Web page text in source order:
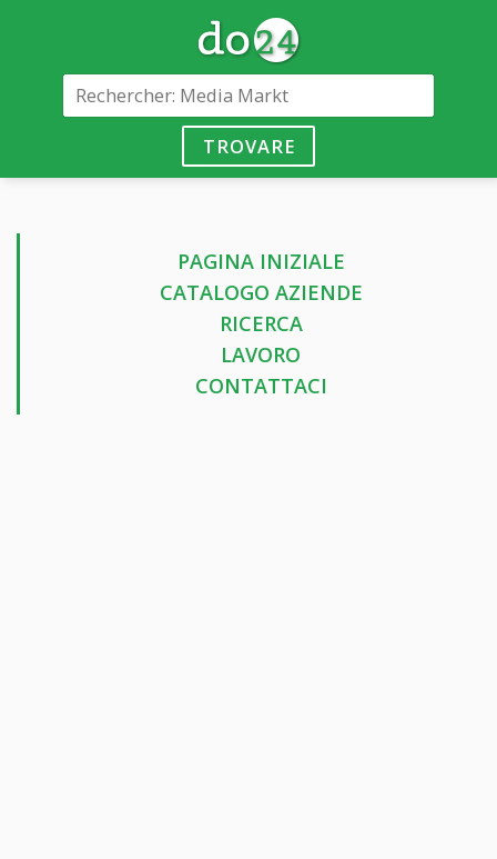
TROVARE
PAGINA INIZIALE
CATALOGO AZIENDE
RICERCA
LAVORO
CONTATTACI